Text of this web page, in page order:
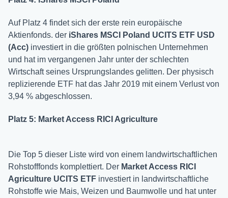
Auf Platz 4 findet sich der erste rein europäische
Aktienfonds. der iShares MSCI Poland UCITS ETF USD
(Acc) investiert in die größten polnischen Unternehmen
und hat im vergangenen Jahr unter der schlechten
Wirtschaft seines Ursprungslandes gelitten. Der physisch
replizierende ETF hat das Jahr 2019 mit einem Verlust von
3,94 % abgeschlossen.
Platz 5: Market Access RICI Agriculture
Die Top 5 dieser Liste wird von einem landwirtschaftlichen
Rohstofffonds komplettiert. Der Market Access RICI
Agriculture UCITS ETF investiert in landwirtschaftliche
Rohstoffe wie Mais, Weizen und Baumwolle und hat unter